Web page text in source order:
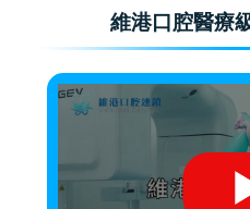
維港口腔醫療